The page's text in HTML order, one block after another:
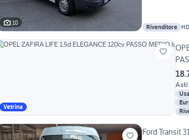
10
Rivenditore
Vetrina
Asti
Ford Transit